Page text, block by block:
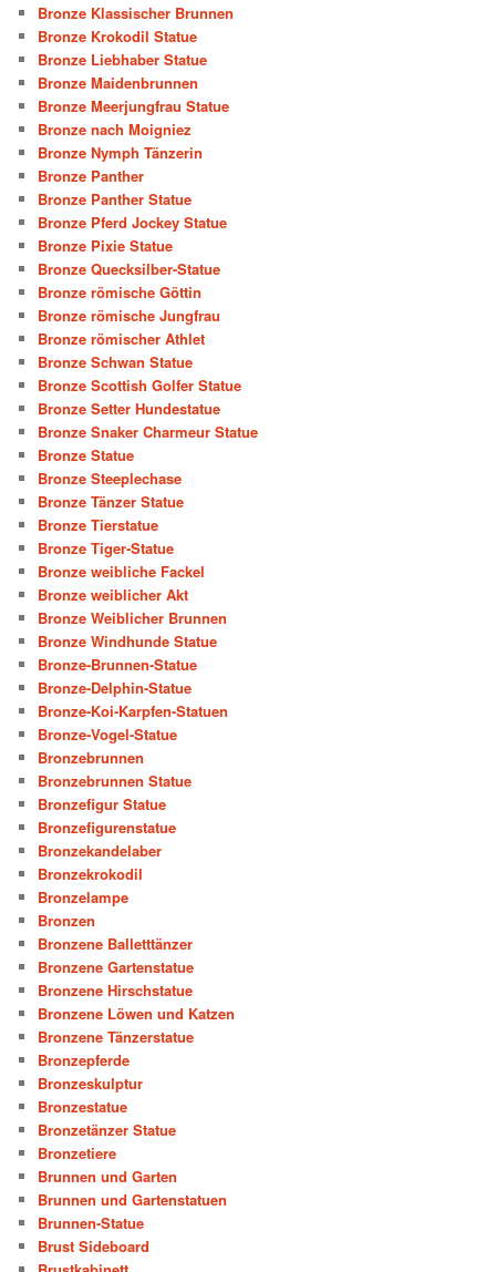
Bronze Klassischer Brunnen
Bronze Krokodil Statue
Bronze Liebhaber Statue
Bronze Maidenbrunnen
Bronze Meerjungfrau Statue
Bronze nach Moigniez
Bronze Nymph Tänzerin
Bronze Panther
Bronze Panther Statue
Bronze Pferd Jockey Statue
Bronze Pixie Statue
Bronze Quecksilber-Statue
Bronze römische Göttin
Bronze römische Jungfrau
Bronze römischer Athlet
Bronze Schwan Statue
Bronze Scottish Golfer Statue
Bronze Setter Hundestatue
Bronze Snaker Charmeur Statue
Bronze Statue
Bronze Steeplechase
Bronze Tänzer Statue
Bronze Tierstatue
Bronze Tiger-Statue
Bronze weibliche Fackel
Bronze weiblicher Akt
Bronze Weiblicher Brunnen
Bronze Windhunde Statue
Bronze-Brunnen-Statue
Bronze-Delphin-Statue
Bronze-Koi-Karpfen-Statuen
Bronze-Vogel-Statue
Bronzebrunnen
Bronzebrunnen Statue
Bronzefigur Statue
Bronzefigurenstatue
Bronzekandelaber
Bronzekrokodil
Bronzelampe
Bronzen
Bronzene Balletttänzer
Bronzene Gartenstatue
Bronzene Hirschstatue
Bronzene Löwen und Katzen
Bronzene Tänzerstatue
Bronzepferde
Bronzeskulptur
Bronzestatue
Bronzetänzer Statue
Bronzetiere
Brunnen und Garten
Brunnen und Gartenstatuen
Brunnen-Statue
Brust Sideboard